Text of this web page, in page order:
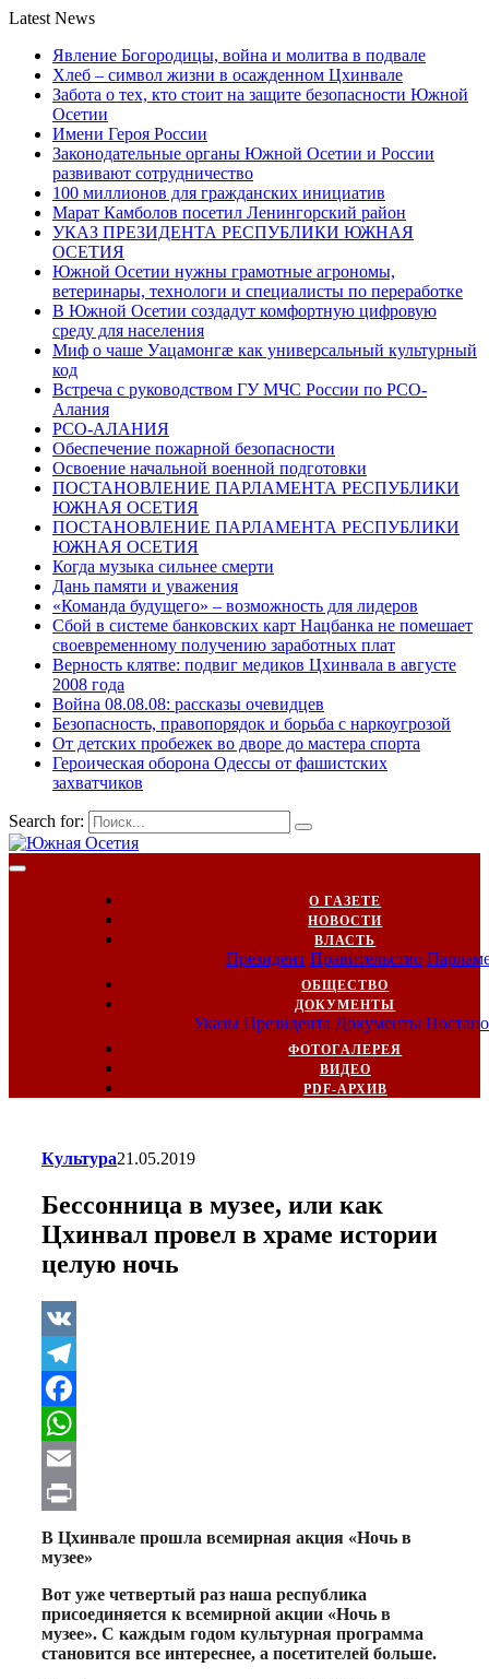
Latest News
Явление Богородицы, война и молитва в подвале
Хлеб – символ жизни в осажденном Цхинвале
Забота о тех, кто стоит на защите безопасности Южной
Осетии
Имени Героя России
Законодательные органы Южной Осетии и России
развивают сотрудничество
100 миллионов для гражданских инициатив
Марат Камболов посетил Ленингорский район
УКАЗ ПРЕЗИДЕНТА РЕСПУБЛИКИ ЮЖНАЯ
ОСЕТИЯ
Южной Осетии нужны грамотные агрономы,
ветеринары, технологи и специалисты по переработке
В Южной Осетии создадут комфортную цифровую
среду для населения
Миф о чаше Уацамонгæ как универсальный культурный
код
Встреча с руководством ГУ МЧС России по РСО-
Алания
РСО-АЛАНИЯ
Обеспечение пожарной безопасности
Освоение начальной военной подготовки
ПОСТАНОВЛЕНИЕ ПАРЛАМЕНТА РЕСПУБЛИКИ
ЮЖНАЯ ОСЕТИЯ
ПОСТАНОВЛЕНИЕ ПАРЛАМЕНТА РЕСПУБЛИКИ
ЮЖНАЯ ОСЕТИЯ
Когда музыка сильнее смерти
Дань памяти и уважения
«Команда будущего» – возможность для лидеров
Сбой в системе банковских карт Нацбанка не помешает
своевременному получению заработных плат
Верность клятве: подвиг медиков Цхинвала в августе
2008 года
Война 08.08.08: рассказы очевидцев
Безопасность, правопорядок и борьба с наркоугрозой
От детских пробежек во дворе до мастера спорта
Героическая оборона Одессы от фашистских
захватчиков
Search for:
О ГАЗЕТЕ
НОВОСТИ
ВЛАСТЬ
Президент Правительство
ОБЩЕСТВО
ДОКУМЕНТЫ
Указы Президента Документы
ФОТОГАЛЕРЕЯ
ВИДЕО
PDF-АРХИВ
Культура21.05.2019
Бессонница в музее, или как
Цхинвал провел в храме истории
целую ночь
VK
Telegram
Facebook
WhatsApp
Email
Print
В Цхинвале прошла всемирная акция «Ночь в
музее»
Вот уже четвертый раз наша республика
присоединяется к всемирной акции «Ночь в
музее». С каждым годом культурная программа
становится все интереснее, а посетителей больше.